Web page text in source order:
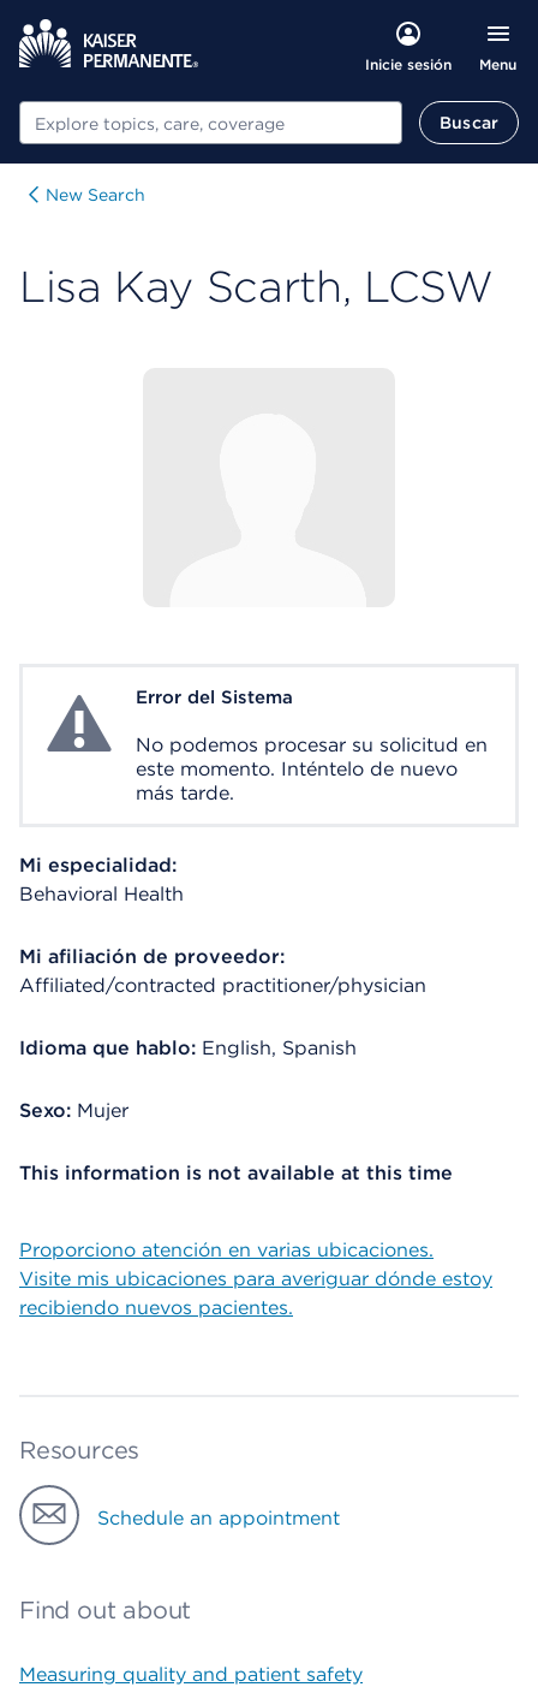
Inicie sesión Menu
Buscar Buscar
New Search
Lisa Kay Scarth, LCSW
System ErrorError del Sistema
No podemos procesar su solicitud en
este momento. Inténtelo de nuevo
más tarde.
Mi especialidad:
Behavioral Health
Mi afiliación de proveedor:
Affiliated/contracted practitioner/physician
Idioma que hablo: English, Spanish
Sexo: Mujer
This information is not available at this time
Proporciono atención en varias ubicaciones.
Visite mis ubicaciones para averiguar dónde estoy
recibiendo nuevos pacientes.
Resources
Schedule an appointment
Find out about
Measuring quality and patient safety